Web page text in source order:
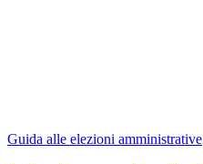
Guida alle elezioni amministrative